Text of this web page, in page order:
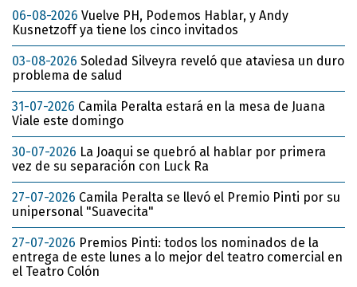
06-08-2026 Vuelve PH, Podemos Hablar, y Andy
Kusnetzoff ya tiene los cinco invitados
03-08-2026 Soledad Silveyra reveló que ataviesa un duro
problema de salud
31-07-2026 Camila Peralta estará en la mesa de Juana
Viale este domingo
30-07-2026 La Joaqui se quebró al hablar por primera
vez de su separación con Luck Ra
27-07-2026 Camila Peralta se llevó el Premio Pinti por su
unipersonal "Suavecita"
27-07-2026 Premios Pinti: todos los nominados de la
entrega de este lunes a lo mejor del teatro comercial en
el Teatro Colón